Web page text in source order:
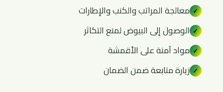
✓ معالجة المراتب والكنب والإطارات
✓ الوصول إلى البيوض لمنع التكاثر
✓ مواد آمنة على الأقمشة
✓ زيارة متابعة ضمن الضمان